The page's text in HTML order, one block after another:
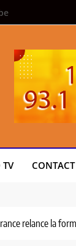
TV CONTACT
relance la